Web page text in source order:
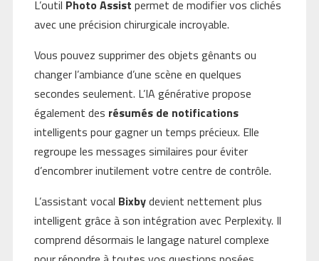
L’outil Photo Assist permet de modifier vos clichés
avec une précision chirurgicale incroyable.
Vous pouvez supprimer des objets gênants ou
changer l’ambiance d’une scène en quelques
secondes seulement. L’IA générative propose
également des résumés de notifications
intelligents pour gagner un temps précieux. Elle
regroupe les messages similaires pour éviter
d’encombrer inutilement votre centre de contrôle.
L’assistant vocal Bixbydevient nettement plus
intelligent grâce à son intégration avec Perplexity. Il
comprend désormais le langage naturel complexe